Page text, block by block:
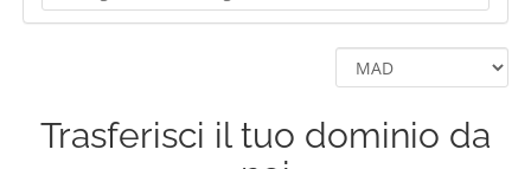
Trasferisci il tuo dominio da